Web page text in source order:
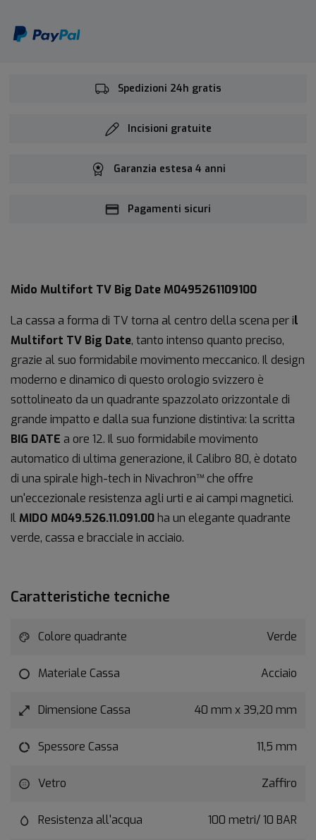
Spedizioni 24h gratis
Incisioni gratuite
Garanzia estesa 4 anni
Pagamenti sicuri
Mido Multifort TV Big Date M0495261109100
La cassa a forma di TV torna al centro della scena per il
Multifort TV Big Date, tanto intenso quanto preciso,
grazie al suo formidabile movimento meccanico. Il design
moderno e dinamico di questo orologio svizzero è
sottolineato da un quadrante spazzolato orizzontale di
grande impatto e dalla sua funzione distintiva: la scritta
BIG DATE a ore 12. Il suo formidabile movimento
automatico di ultima generazione, il Calibro 80, è dotato
di una spirale high-tech in Nivachron™ che offre
un'eccezionale resistenza agli urti e ai campi magnetici.
IlMIDO M049.526.11.091.00 ha un elegante quadrante
verde, cassa e bracciale in acciaio.
Caratteristiche tecniche
Colore quadrante Verde
Materiale Cassa Acciaio
Dimensione Cassa 40 mm x 39,20 mm
Spessore Cassa 11,5 mm
Vetro Zaffiro
Resistenza all'acqua 100 metri/ 10 BAR